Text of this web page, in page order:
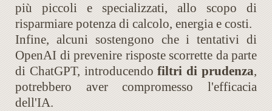
più piccoli e specializzati, allo scopo di
risparmiare potenza di calcolo, energia e costi.
Infine, alcuni sostengono che i tentativi di
OpenAI di prevenire risposte scorrette da parte
di ChatGPT, introducendofiltri di prudenza,
potrebbero aver compromesso l'efficacia
dell'IA.